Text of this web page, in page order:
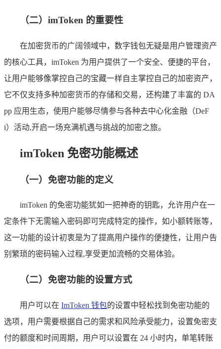
（二）imToken 的重要性
在加密货币的广阔领域中，数字钱包无疑是用户管理资产
的核心工具，imToken 为用户提供了一个安全、便捷的平台，
让用户能够像掌控自己的宝藏一样自主掌控自己的加密资产，
它不仅支持多种加密货币的存储和交易，还构建了丰富的 DA
pp 应用生态，使用户能够尽情参与各种去中心化金融（DeF
i）活动,开启一场充满机遇与挑战的加密之旅。
imToken 免密功能概述
（一）免密功能的定义
imToken 的免密功能犹如一把神奇的钥匙，允许用户在一
定条件下无需输入密码即可完成特定的操作，如小额转账等，
这一功能的设计初衷是为了提高用户操作的便捷性，让用户告
别繁琐的密码输入过程,享受更加流畅的交易体验。
（二）免密功能的设置方式
用户可以在 ImToken 钱包的设置中轻松找到免密功能的
选项，用户需要根据自己的需求和风险承受能力，设置免密支
付的额度和时间周期，用户可以设置在 24 小时内，单笔转账